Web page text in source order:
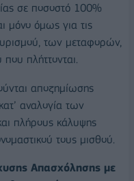
σε ποσοστό 100%
μόνο όμως για τις
των μεταφορών,
που πλήττονται.
αποζημίωσης
αναλογία των
πλήρους κάλυψης
τους μισθού.
Απασχόλησης με